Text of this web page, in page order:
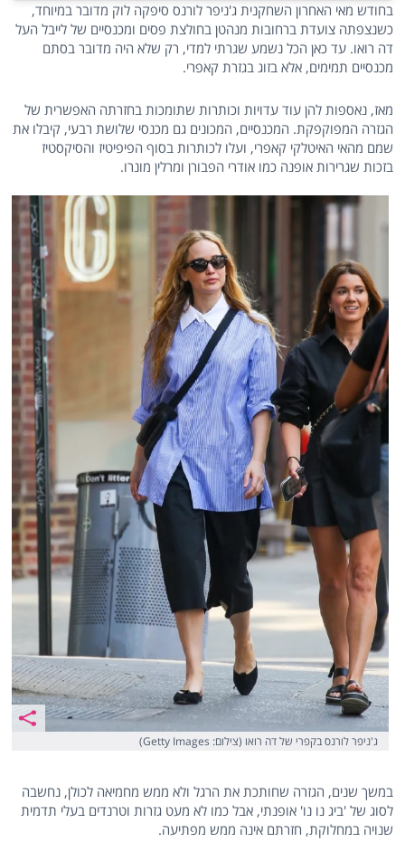
בחודש מאי האחרון השחקנית ג'ניפר לורנס סיפקה לוק מדובר במיוחד,
כשנצפתה צועדת ברחובות מנהטן בחולצת פסים ומכנסיים של לייבל העל
דה רואו. עד כאן הכל נשמע שגרתי למדי, רק שלא היה מדובר בסתם
מכנסיים תמימים, אלא בזוג בגזרת קאפרי.
מאז, נאספות להן עוד עדויות וכותרות שתומכות בחזרתה האפשרית של
הגזרה המפוקפקת. המכנסיים, המכונים גם מכנסי שלושת רבעי, קיבלו את
שמם מהאי האיטלקי קאפרי, ועלו לכותרות בסוף הפיפיטיז והסיקסטיז
בזכות שגרירות אופנה כמו אודרי הפבורן ומרלין מונרו.
ג'ניפר לורנס בקפרי של דה רואו (צילום: Getty Images)
במשך שנים, הגזרה שחותכת את הרגל ולא ממש מחמיאה לכולן, נחשבה
לסוג של 'ביג נו נו' אופנתי, אבל כמו לא מעט גזרות וטרנדים בעלי תדמית
שנויה במחלוקת, חזרתם אינה ממש מפתיעה.